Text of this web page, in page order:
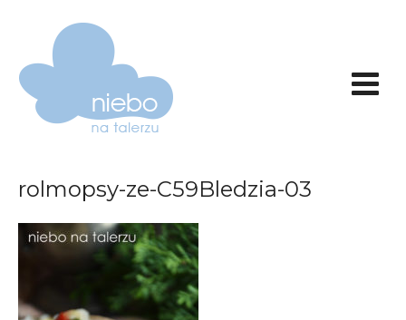
rolmopsy-ze-C59Bledzia-03